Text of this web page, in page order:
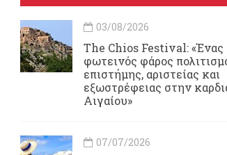
03/08/2026
Τhe Chios Festival: «Ένας
φωτεινός φάρος
επιστήμης, αριστείας και
εξωστρέφειας στην
Αιγαίου»
07/07/2026